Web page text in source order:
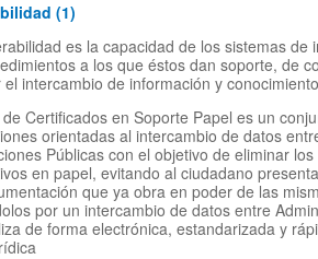
(1)
es la capacidad de los sistemas de
a los que éstos dan soporte, de
el intercambio de información y
Certificados en Soporte Papel es un
orientadas al intercambio de datos
Públicas con el objetivo de eliminar
en papel, evitando al ciudadano
que ya obra en poder de las
por un intercambio de datos entre
de forma electrónica, estandarizada y